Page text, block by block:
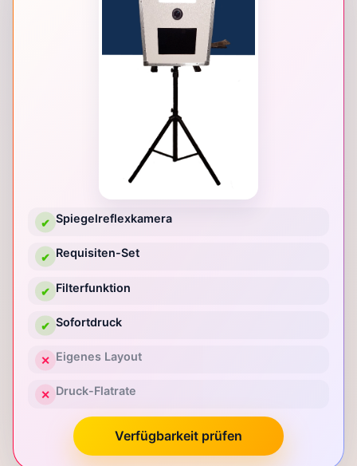
✔ Spiegelreflexkamera
✔ Requisiten-Set
✔ Filterfunktion
✔ Sofortdruck
✕ Eigenes Layout
✕ Druck-Flatrate
Verfügbarkeit prüfen